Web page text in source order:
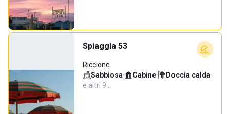
Spiaggia 53
Riccione
Sabbiosa· Cabine· Doccia calda·
e altri 9…